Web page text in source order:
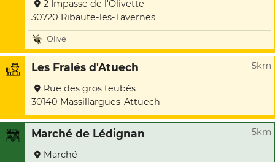
2 Impasse de l'Olivette
30720 Ribaute-les-Tavernes
Olive
Les Fralés d'Atuech 5km
Rue des gros teubés
30140 Massillargues-Attuech
Marché de Lédignan 5km
Marché